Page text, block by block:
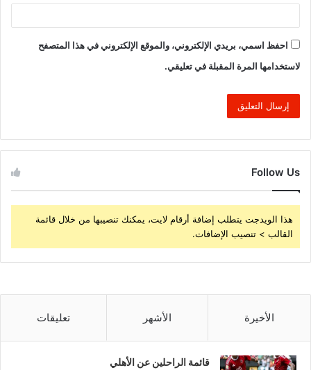
احفظ اسمي، بريدي الإلكتروني، والموقع الإلكتروني في هذا المتصفح
لاستخدامها المرة المقبلة في تعليقي.
Follow Us
هذا الويدجت يتطلب إضافة أرقام لايت، يمكنك تنصيبها من خلال قائمة
القالب > تنصيب الإضافات.
الأخيرة الأشهر تعليقات
قائمة الراحلين عن الأهلي